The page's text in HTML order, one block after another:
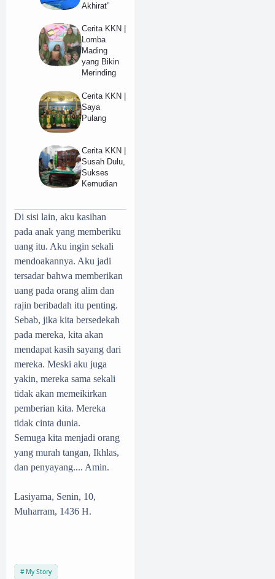
Akhirat”
Cerita KKN |
Lomba
Mading
yang Bikin
Merinding
Cerita KKN |
Saya
Pulang
Cerita KKN |
Susah Dulu,
Sukses
Kemudian
Di sisi lain, aku kasihan
pada anak yang memberiku
uang itu. Aku ingin sekali
mendoakannya. Aku jadi
tersadar bahwa memberikan
uang pada orang alim dan
rajin beribadah itu penting.
Sebab, jika kita bersedekah
pada mereka, kita akan
mendapat kasih sayang dari
mereka. Meski aku juga
yakin, mereka sama sekali
tidak akan memeikirkan
pemberian kita. Mereka
tidak cinta dunia.
Semuga kita menjadi orang
yang murah tangan, Ikhlas,
dan penyayang.... Amin.
Lasiyama, Senin, 10,
Muharram, 1436 H.
My Story